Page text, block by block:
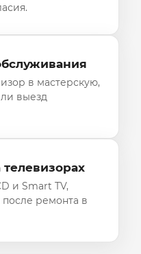
в мастерскую,
выезд
и Smart TV,
ремонта в